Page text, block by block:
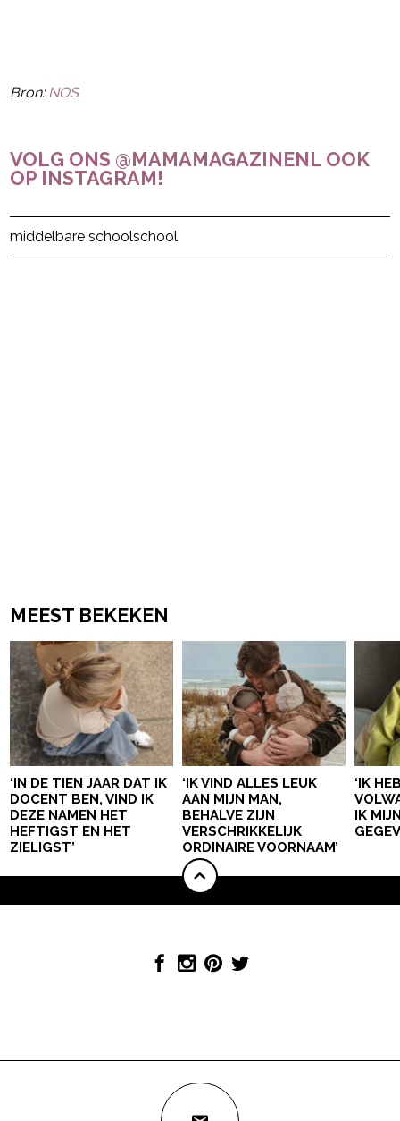
Bron: NOS
VOLG ONS @MAMAMAGAZINENL OOK
OP INSTAGRAM!
Post Views: 61
middelbare schoolschool
MEEST BEKEKEN
‘IN DE TIEN JAAR DAT IK
DOCENT BEN, VIND IK
DEZE NAMEN HET
HEFTIGST EN HET
ZIELIGST’
‘IK VIND ALLES LEUK
AAN MIJN MAN,
BEHALVE ZIJN
VERSCHRIKKELIJK
ORDINAIRE VOORNAAM’
‘IK
IK